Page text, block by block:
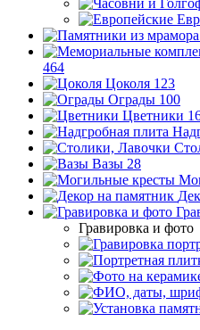
464
Цоколя 123
Ограды 100
Цветники
Вазы 28
Гравировка и фото